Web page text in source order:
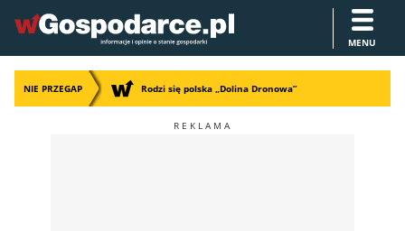
MENU
NIE PRZEGAP Rodzi się polska „Dolina Dronowa”